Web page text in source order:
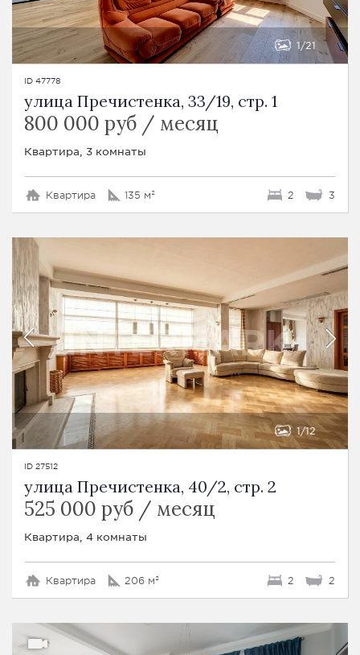
1 21
ID 47778
улица Пречистенка, 33/19, стр. 1
800 000 руб / месяц
Квартира, 3 комнаты
Квартира 135 м² 2 3
1 12
ID 27512
улица Пречистенка, 40/2, стр. 2
525 000 руб / месяц
Квартира, 4 комнаты
Квартира 206 м² 2 2